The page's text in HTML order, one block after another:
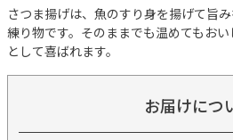
さつま揚げは、魚のすり身を揚げて旨
練り物です。そのままでも温めてもお
として喜ばれます。
お届けにつ